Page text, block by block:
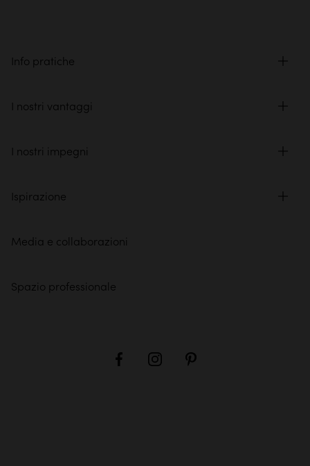
Info pratiche
I nostri vantaggi
I nostri impegni
Ispirazione
Media e collaborazioni
Spazio professionale